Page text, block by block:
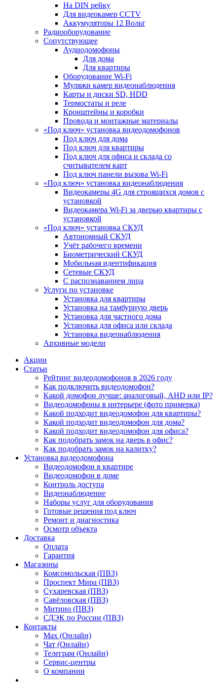
На DIN рейку
Для видеокамер CCTV
Аккумуляторы 12 Вольт
Радиооборудование
Сопутствующее
Аудиодомофоны
Для дома
Для квартиры
Оборудование Wi-Fi
Муляжи камер видеонаблюдения
Карты и диски SD, HDD
Термостаты и реле
Кронштейны и коробки
Провода и монтажные материалы
«Под ключ» установка видеодомофонов
Под ключ для дома
Под ключ для квартиры
Под ключ для офиса и склада со
считывателем карт
Под ключ панели вызова Wi-Fi
«Под ключ» установка видеонаблюдения
Видеокамеры 4G для строящихся домов с
установкой
Видеокамера Wi-Fi за дверью квартиры с
установкой
«Под ключ» установка СКУД
Автономный СКУД
Учёт рабочего времени
Биометрический СКУД
Мобильная идентификация
Сетевые СКУД
С распознаванием лица
Услуги по установке
Установка для квартиры
Установка на тамбурную дверь
Установка для частного дома
Установка для офиса или склада
Установка видеонаблюдения
Архивные модели
Акции
Статьи
Рейтинг видеодомофонов в 2026 году
Как подключить видеодомофон?
Какой домофон лучше: аналоговый, AHD или IP?
Видеодомофоны в интерьере (фото примерка)
Какой подходит видеодомофон для квартиры?
Какой подходит видеодомофон для дома?
Какой подходит видеодомофон для офиса?
Как подобрать замок на дверь в офис?
Как подобрать замок на калитку?
Установка видеодомофона
Видеодомофон в квартире
Видеодомофон в доме
Контроль доступа
Видеонаблюдение
Наборы услуг для оборудования
Готовые решения под ключ
Ремонт и диагностика
Осмотр объекта
Доставка
Оплата
Гарантия
Магазины
Комсомольская (ПВЗ)
Проспект Мира (ПВЗ)
Сухаревская (ПВЗ)
Савёловская (ПВЗ)
Митино (ПВЗ)
СДЭК по России (ПВЗ)
Контакты
Max (Онлайн)
Чат (Онлайн)
Телеграм (Онлайн)
Сервис-центры
О компании